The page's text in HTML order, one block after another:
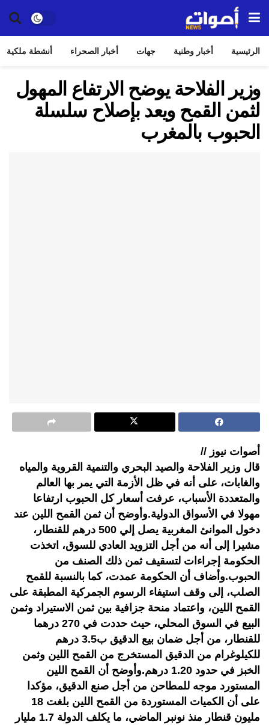
الرئيسية أخبار وطنية جهات أخبار الصحراء أنشطة ملكية
وزير الفلاحة يوضح الارتفاع المهول
لثمن القمح ويعد بإصلاح سلسلة
الحبوب بالمغرب
أصوات نيوز //
قال وزير الفلاحة والصيد البحري والتنمية القروية والمياه
والغابات، على أنه في ظل الأزمة التي يمر بها العالم
والمتعددة الأسباب، عرفت أسعار كل الحبوب ارتفاعا
مهولا في الأسواق الدولية.وأوضح أن ثمن القمح اللين عند
دخول الموانئ المغربية يصل إلي 500 درهم للقنطار،
مشيرا إلى أنه من أجل التزويد العادي للسوق، اتخذت
الحكومة إجراءات لتسقيف ثمن ذلك الصنف من
الحبوب.وأضاف أن الحكومة عمدت، كما بالنسبة للقمح
الصلب، إلى وقف استيفاء الرسوم الجمركية المطبقة على
القمح اللين، واعتماد منحة جزافية بين ثمن الاستيراد وثمن
البيع في السوق المحلي، حيث حددت في 270 درهما
للقنطار، من أجل ضمان بيع الدقيق ب3.5 درهم
للكيلوغرام من الدقيق المستخرج من القمح اللين وثمن
الخبز في حدود 1.20 درهم.وأوضح أن القمح اللين
المستورد موجه للمطاحن من أجل صنع الدقيق، مؤكدا
على أن الكميات المستوردة من القمح اللين بلغت 18
مليون قنطار منذ نونبر الماضي، ما يكلف الدولة 1.7 مليار